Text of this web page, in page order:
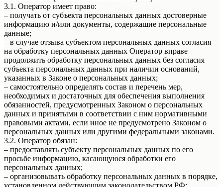
3.1. Оператор имеет право:
– получать от субъекта персональных данных достоверные
информацию и/или документы, содержащие персональные
данные;
– в случае отзыва субъектом персональных данных согласия
на обработку персональных данных Оператор вправе
продолжить обработку персональных данных без согласия
субъекта персональных данных при наличии оснований,
указанных в Законе о персональных данных;
– самостоятельно определять состав и перечень мер,
необходимых и достаточных для обеспечения выполнения
обязанностей, предусмотренных Законом о персональных
данных и принятыми в соответствии с ним нормативными
правовыми актами, если иное не предусмотрено Законом о
персональных данных или другими федеральными законами.
3.2. Оператор обязан:
– предоставлять субъекту персональных данных по его
просьбе информацию, касающуюся обработки его
персональных данных;
– организовывать обработку персональных данных в порядке,
установленном действующим законодательством РФ;